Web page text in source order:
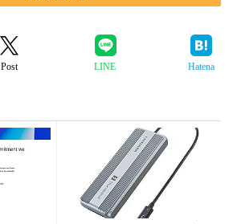
Post LINE Hatena